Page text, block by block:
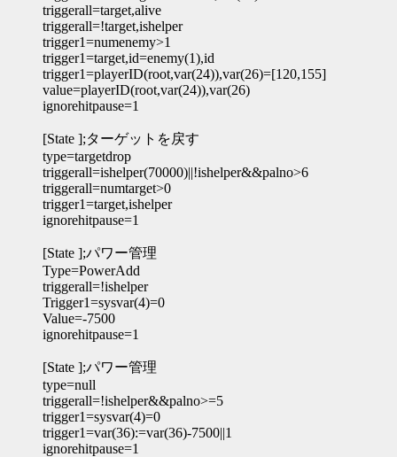
triggerall=target,alive
triggerall=!target,ishelper
trigger1=numenemy>1
trigger1=target,id=enemy(1),id
trigger1=playerID(root,var(24)),var(26)=[120,155]
value=playerID(root,var(24)),var(26)
ignorehitpause=1
[State ];ターゲットを戻す
type=targetdrop
triggerall=ishelper(70000)||!ishelper&&palno>6
triggerall=numtarget>0
trigger1=target,ishelper
ignorehitpause=1
[State ];パワー管理
Type=PowerAdd
triggerall=!ishelper
Trigger1=sysvar(4)=0
Value=-7500
ignorehitpause=1
[State ];パワー管理
type=null
triggerall=!ishelper&&palno>=5
trigger1=sysvar(4)=0
trigger1=var(36):=var(36)-7500||1
ignorehitpause=1